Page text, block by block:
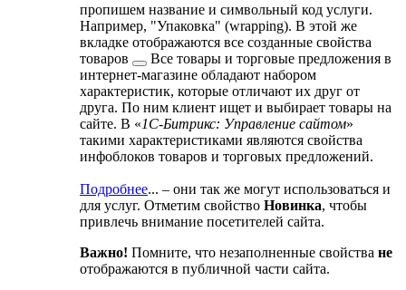
пропишем название и символьный код услуги.
Например, "Упаковка" (wrapping). В этой же
вкладке отображаются все созданные свойства
товаров
Все товары и торговые предложения в
интернет-магазине обладают набором
характеристик, которые отличают их друг от
друга. По ним клиент ищет и выбирает товары на
сайте. В
1С-Битрикс: Управление сайтом
такими характеристиками являются свойства
инфоблоков товаров и торговых предложений.
Подробнее... – они так же могут использоваться и
для услуг. Отметим свойство Новинка, чтобы
привлечь внимание посетителей сайта.
Важно! Помните, что незаполненные свойства не
отображаются в публичной части сайта.